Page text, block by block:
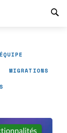
MIGRATIONS